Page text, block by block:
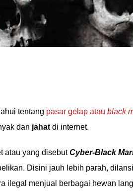
tentang pasar gelap atau black
dan jahat di internet.
atau yang disebutCyber-Black
Disini jauh lebih parah,
ilegal menjual berbagai hewan